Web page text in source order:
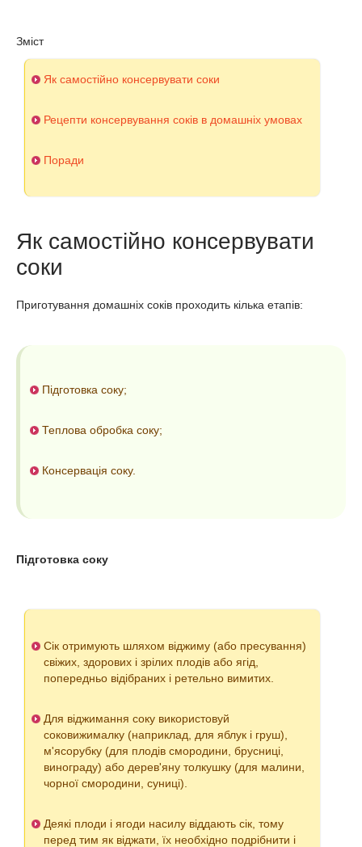
Зміст
Як самостійно консервувати соки
Рецепти консервування соків в домашніх умовах
Поради
Як самостійно консервувати
соки
Приготування домашніх соків проходить кілька етапів:
Підготовка соку;
Теплова обробка соку;
Консервація соку.
Підготовка соку
Сік отримують шляхом віджиму (або пресування)
свіжих, здорових і зрілих плодів або ягід,
попередньо відібраних і ретельно вимитих.
Для віджимання соку використовуй
соковижималку (наприклад, для яблук і груш),
м'ясорубку (для плодів смородини, брусниці,
винограду) або дерев'яну толкушку (для малини,
чорної смородини, суниці).
Деякі плоди і ягоди насилу віддають сік, тому
перед тим як віджати, їх необхідно подрібнити і